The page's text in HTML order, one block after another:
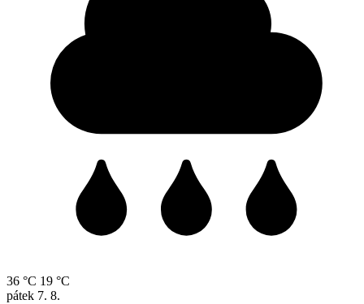
36 °C 19 °C
pátek 7. 8.